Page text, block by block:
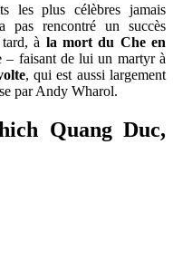
les plus célèbres jamais
pas rencontré un succès
à la mort du Che en
– faisant de lui un martyr à
, qui est aussi largement
par Andy Wharol.
Quang Duc,